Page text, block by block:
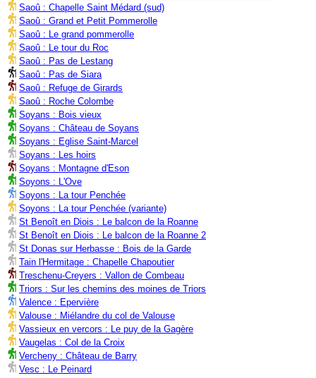
Saoû : Chapelle Saint Médard (sud)
Saoû : Grand et Petit Pommerolle
Saoû : Le grand pommerolle
Saoû : Le tour du Roc
Saoû : Pas de Lestang
Saoû : Pas de Siara
Saoû : Refuge de Girards
Saoû : Roche Colombe
Soyans : Bois vieux
Soyans : Château de Soyans
Soyans : Eglise Saint-Marcel
Soyans : Les hoirs
Soyans : Montagne d'Eson
Soyons : L'Ove
Soyons : La tour Penchée
Soyons : La tour Penchée (variante)
St Benoît en Diois : Le balcon de la Roanne
St Benoît en Diois : Le balcon de la Roanne 2
St Donas sur Herbasse : Bois de la Garde
Tain l'Hermitage : Chapelle Chapoutier
Treschenu-Creyers : Vallon de Combeau
Triors : Sur les chemins des moines de Triors
Valence : Epervière
Valouse : Miélandre du col de Valouse
Vassieux en vercors : Le puy de la Gagère
Vaugelas : Col de la Croix
Vercheny : Château de Barry
Vesc : Le Peinard